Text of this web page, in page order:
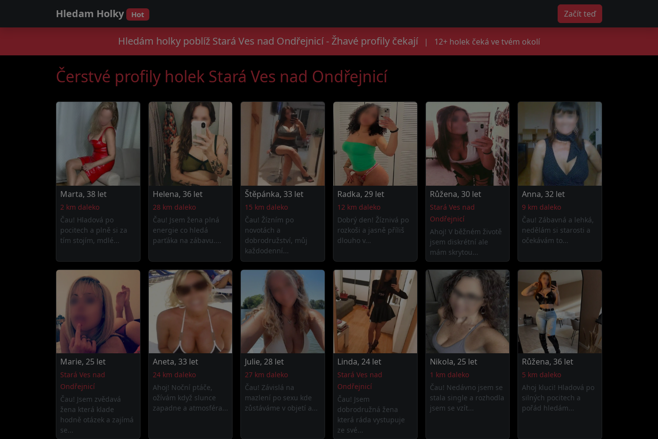
Hledam Holky Hot Začít teď
Hledám holky poblíž Stará Ves nad Ondřejnicí - Žhavé profily čekají | 12+ holek čeká ve tvém okolí
Čerstvé profily holek Stará Ves nad Ondřejnicí
Marta, 38 let
2 km daleko
Čau! Hladová po
pocitech a plně si za
tím stojím, mdlé...
Helena, 36 let
28 km daleko
Čau! Jsem žena plná
energie co hledá
parťáka na zábavu....
Štěpánka, 33 let
15 km daleko
Čau! Žízním po
novotách a
dobrodružství, můj
každodenní...
Radka, 29 let
12 km daleko
Dobrý den! Žíznivá po
rozkoši a jasně příliš
dlouho v...
Růžena, 30 let
Stará Ves nad
Ondřejnicí
Ahoj! V běžném životě
jsem diskrétní ale
mám skrytou...
Anna, 32 let
9 km daleko
Čau! Zábavná a lehká,
nedělám si starosti a
očekávám to...
Marie, 25 let
Stará Ves nad
Ondřejnicí
Čau! Jsem zvědavá
žena která klade
hodně otázek a zajímá
se...
Aneta, 33 let
24 km daleko
Ahoj! Noční ptáče,
ožívám když slunce
zapadne a atmosféra...
Julie, 28 let
27 km daleko
Čau! Závislá na
mazlení po sexu kde
zůstáváme v objetí a...
Linda, 24 let
Stará Ves nad
Ondřejnicí
Čau! Jsem
dobrodružná žena
která ráda vystupuje
ze své...
Nikola, 25 let
1 km daleko
Čau! Nedávno jsem se
stala single a rozhodla
jsem se vzít...
Růžena, 36 let
5 km daleko
Ahoj kluci! Hladová po
silných pocitech a
pořád hledám...